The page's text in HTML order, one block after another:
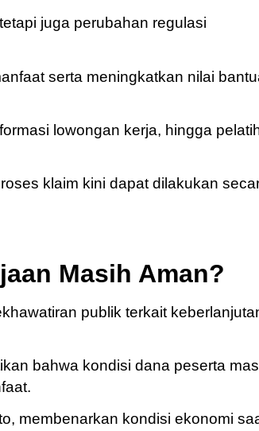
juga perubahan regulasi
serta meningkatkan nilai
lowongan kerja, hingga
klaim kini dapat dilakukan
Masih Aman?
publik terkait
bahwa kondisi dana peserta
membenarkan kondisi ekonomi